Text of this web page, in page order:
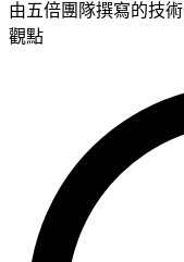
由五倍團隊撰寫的技
觀點